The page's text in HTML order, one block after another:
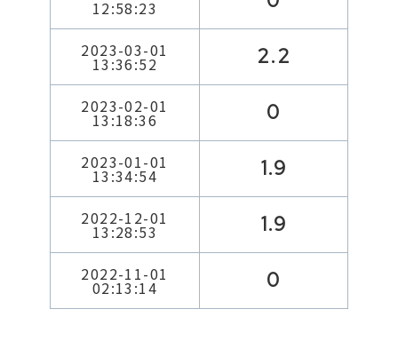
12:58:23
2023-03-01
13:36:52 2.2
2023-02-01
13:18:36 0
2023-01-01
13:34:54 1.9
2022-12-01
13:28:53 1.9
2022-11-01
02:13:14 0